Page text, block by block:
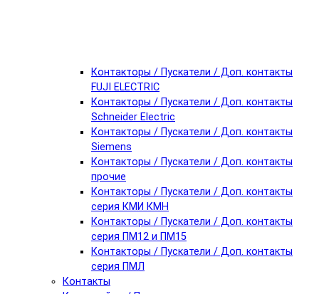
Контакторы / Пускатели / Доп. контакты
FUJI ELECTRIC
Контакторы / Пускатели / Доп. контакты
Schneider Electric
Контакторы / Пускатели / Доп. контакты
Siemens
Контакторы / Пускатели / Доп. контакты
прочие
Контакторы / Пускатели / Доп. контакты
серия КМИ КМН
Контакторы / Пускатели / Доп. контакты
серия ПМ12 и ПМ15
Контакторы / Пускатели / Доп. контакты
серия ПМЛ
Контакты